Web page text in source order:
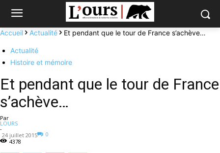
Accueil Actualité Et pendant que le tour de France s’achève…
Actualité
Histoire et mémoire
Et pendant que le tour de France
s’achève…
Par
LOURS
-
24 juillet 2015
0
4378